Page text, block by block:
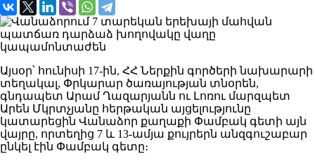
Այսօր՝ հունիսի 17-ին, ՀՀ Ներքին գործերի նախարարի
տեղակալ, Փրկարար ծառայության տնօրեն,
գնդապետ Արամ Ղազարյանն ու Լոռու մարզպետ
Արեն Մկրտչյանը հերթական այցելությունը
կատարեցին Վանաձոր քաղաքի Փամբակ գետի այն
վայրը, որտեղից 7 և 13-ամյա քույրերն անզգուշաբար
ընկել էին Փամբակ գետը։